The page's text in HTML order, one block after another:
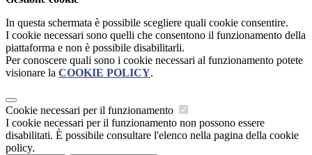
In questa schermata è possibile scegliere quali cookie consentire.
I cookie necessari sono quelli che consentono il funzionamento della
piattaforma e non è possibile disabilitarli.
Per conoscere quali sono i cookie necessari al funzionamento potete
visionare la COOKIE POLICY.
Cookie necessari per il funzionamento
I cookie necessari per il funzionamento non possono essere
disabilitati. È possibile consultare l'elenco nella pagina della cookie
policy.